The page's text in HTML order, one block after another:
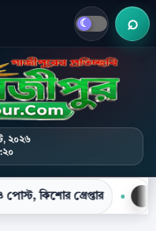
২০২৬
মহাসড়কের